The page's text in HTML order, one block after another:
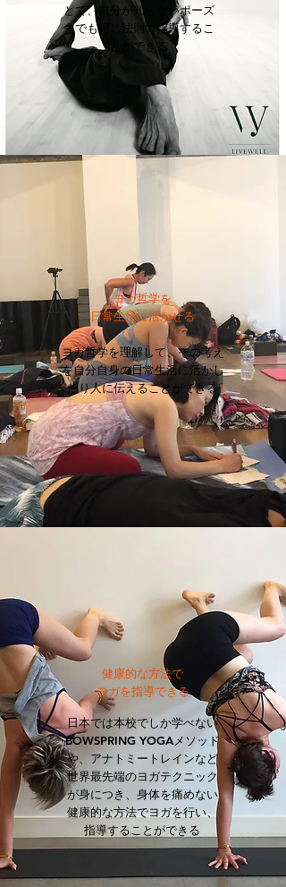
とで、自分が知らないポーズ
までも同じ法則で指導するこ
とができる
ヨガ哲学を
日常生活に活かせる
ヨガ哲学を理解して、その考え
を自分自身の日常生活に活かし
たり人に伝えることができる
健康的な方法で
ヨガを指導できる
日本では本校でしか学べない
BOWSPRING YOGAメソッド
や、アナトミートレインなど
世界最先端のヨガテクニック
が身につき、身体を痛めない
健康的な方法でヨガを行い、
指導することができる